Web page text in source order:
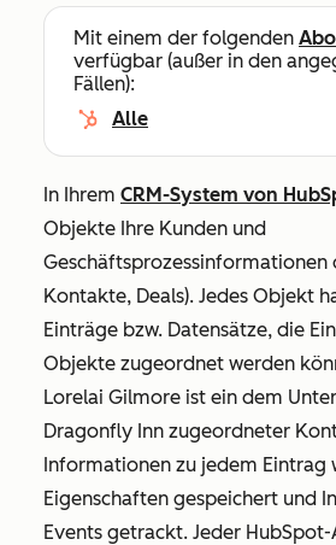
Mit einem der folgenden
verfügbar (außer in den
Fällen):
Alle
In Ihrem CRM-System von
Objekte Ihre Kunden und
Geschäftsprozessinformationen
Kontakte, Deals). Jedes Objekt
Einträge bzw. Datensätze, die
Objekte zugeordnet werden
Lorelai Gilmore ist ein dem
Dragonfly Inn zugeordneter
Informationen zu jedem Eintrag
Eigenschaften gespeichert und
Events getrackt. Jeder